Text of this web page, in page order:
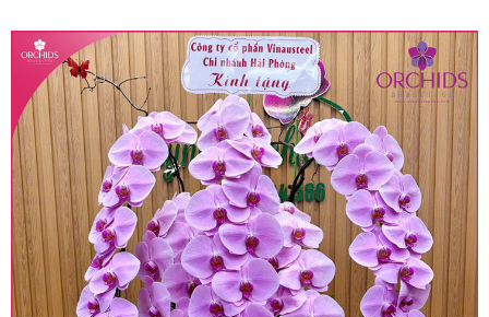
• Giá trên được miễn ship giao trong nội thành,
miễn phí in thiệp - banner theo yêu cầu khách
hàng.
• Beautiful Orchids liên kết với các cửa hàng
trên toàn quốc để phục vụ giao hoa tận nơi, mỗi
khu vực sẽ có mức giá khác nhau (tùy vào chi
phí mặt bằng, nguyên vật liệu,..) nên giá có thể sẽ
thay đổi so với giá niêm yết trên website. Khách
hàng ở Tỉnh thành khác vui lòng chủ động hỏi lại
giá trước khi đặt hàng, shop sẽ chủ động báo giá
chính xác khi có địa chỉ giao hàng cụ thể.